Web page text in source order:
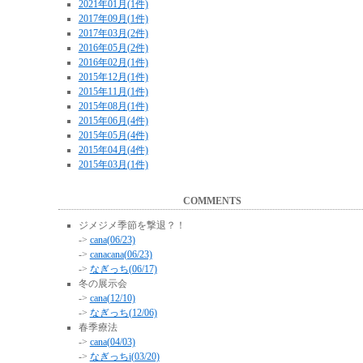
2021年01月(1件)
2017年09月(1件)
2017年03月(2件)
2016年05月(2件)
2016年02月(1件)
2015年12月(1件)
2015年11月(1件)
2015年08月(1件)
2015年06月(4件)
2015年05月(4件)
2015年04月(4件)
2015年03月(1件)
COMMENTS
ジメジメ季節を撃退？！
-> cana(06/23)
-> canacana(06/23)
-> なぎっち(06/17)
冬の展示会
-> cana(12/10)
-> なぎっち(12/06)
春季療法
-> cana(04/03)
-> なぎっちi(03/20)